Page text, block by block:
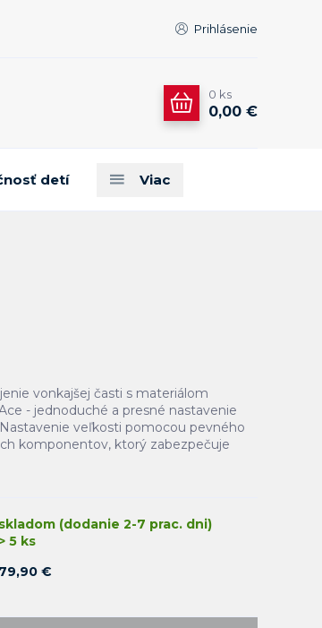
Prihlásenie
0 ks
0,00 €
detí Viac
vonkajšej časti s materiálom
- jednoduché a presné nastavenie
veľkosti pomocou pevného
komponentov, ktorý zabezpečuje
skladom (dodanie 2-7 prac. dni)
> 5 ks
79,90 €